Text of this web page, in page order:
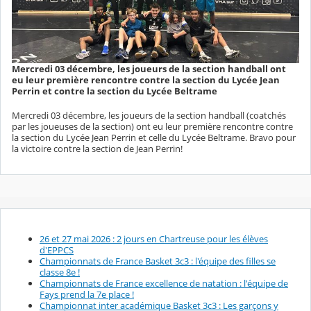
Mercredi 03 décembre, les joueurs de la section handball ont
eu leur première rencontre contre la section du Lycée Jean
Perrin et contre la section du Lycée Beltrame
Mercredi 03 décembre, les joueurs de la section handball (coatchés
par les joueuses de la section) ont eu leur première rencontre contre
la section du Lycée Jean Perrin et celle du Lycée Beltrame. Bravo pour
la victoire contre la section de Jean Perrin!
26 et 27 mai 2026 : 2 jours en Chartreuse pour les élèves
d'EPPCS
Championnats de France Basket 3c3 : l'équipe des filles se
classe 8e !
Championnats de France excellence de natation : l'équipe de
Fays prend la 7e place !
Championnat inter académique Basket 3c3 : Les garçons y